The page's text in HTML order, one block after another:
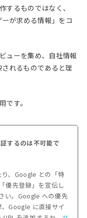
るものではなく、
が求める情報」をコ
ューを集め、自社情報
れるものであると理
す。
するのは不可能で
、Google との「特
優先登録」を宣伝し
い。Google への優先
Google に直接サイ